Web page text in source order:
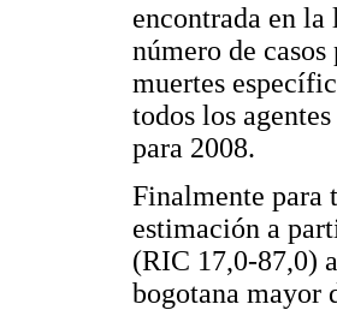
encontrada en
número de
muertes
todos los
para 2008.
Finalmente para
estimación a
(RIC 17,0-87,0)
bogotana mayor